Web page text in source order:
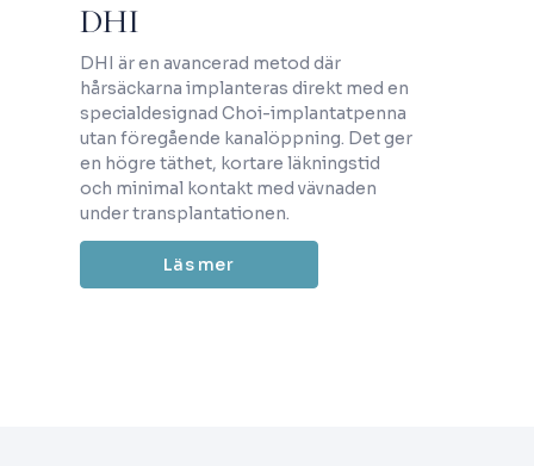
DHI
DHI är en avancerad metod där
hårsäckarna implanteras direkt med en
specialdesignad Choi-implantatpenna
utan föregående kanalöppning. Det ger
en högre täthet, kortare läkningstid
och minimal kontakt med vävnaden
under transplantationen.
Läs mer